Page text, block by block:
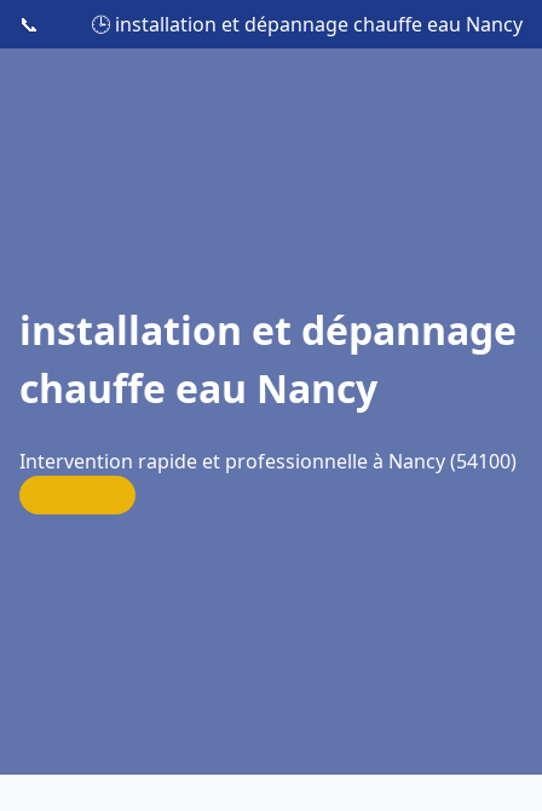
📞 🕒 installation et dépannage chauffe eau Nancy
installation et dépannage
chauffe eau Nancy
Intervention rapide et professionnelle à Nancy (54100)